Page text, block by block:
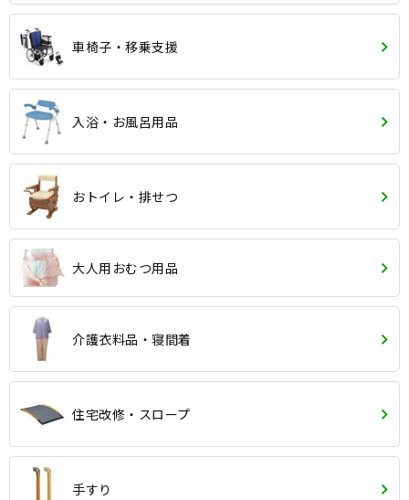
車椅子・移乗支援
入浴・お風呂用品
おトイレ・排せつ
大人用おむつ用品
介護衣料品・寝間着
住宅改修・スロープ
手すり